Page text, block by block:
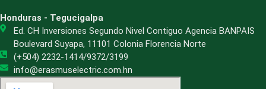
Honduras - Tegucigalpa
Ed. CH Inversiones Segundo Nivel Contiguo Agencia BANPAIS
Boulevard Suyapa, 11101 Colonia Florencia Norte
(+504) 2232-1414/9372/3199
info@erasmuselectric.com.hn